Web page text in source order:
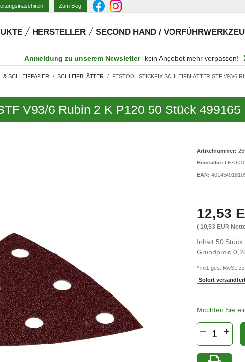
Zum Blog
HERSTELLER SECOND HAND /
Anmeldung zu unserem Newsletter kein Angebot mehr verpassen!
& SCHLEIFPAPIER SCHLEIFBLÄTTER FESTOOL STICKFIX SCHLEIFBLÄTTER STF V93/6
V93/6 Rubin 2 K P120 50 Stück 499165
Artikelnummer:
Hersteller:
EAN:
12,53
( 10,53 EUR
Inhalt 50 Stück
Grundpreis
* inkl. ges. MwSt.
Sofort
Möchten Sie